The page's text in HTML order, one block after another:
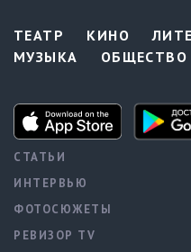
ТЕАТР КИНО
МУЗЫКА
ОБЩЕСТВО
СТАТЬИ
ИНТЕРВЬЮ
ФОТОСЮЖЕТЫ
РЕВИЗОР TV